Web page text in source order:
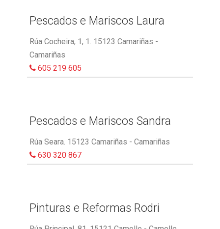
Pescados e Mariscos Laura
Rúa Cocheira, 1, 1. 15123 Camariñas -
Camariñas
605 219 605
Pescados e Mariscos Sandra
Rúa Seara. 15123 Camariñas - Camariñas
630 320 867
Pinturas e Reformas Rodri